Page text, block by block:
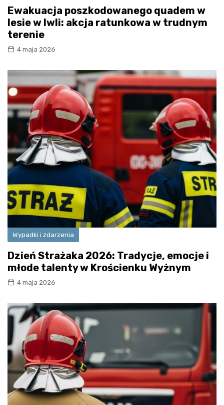
Ewakuacja poszkodowanego quadem w
lesie w Iwli: akcja ratunkowa w trudnym
terenie
4 maja 2026
Wypadki i zdarzenia
Dzień Strażaka 2026: Tradycje, emocje i
młode talenty w Krościenku Wyżnym
4 maja 2026